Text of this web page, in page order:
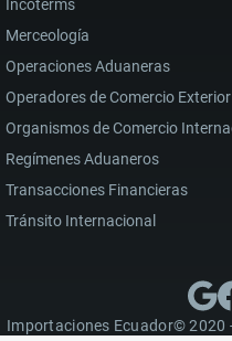
Incoterms
Merceología
Operaciones Aduaneras
Operadores de Comercio Exterior
Organismos de Comercio
Regímenes Aduaneros
Transacciones Financieras
Tránsito Internacional
Importaciones Ecuador© 2020